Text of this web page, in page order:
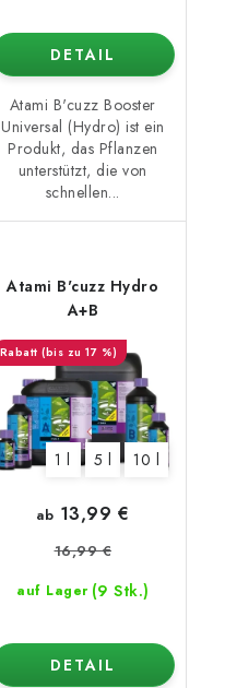
DETAIL
Atami B'cuzz Booster
Universal (Hydro) ist ein
Produkt, das Pflanzen
unterstützt, die von
schnellen...
Atami B'cuzz Hydro
A+B
(bis zu 17 %)
1 l 5 l 10 l
auf Lager (9 Stk.)
ab 13,99 €
16,99 €
DETAIL